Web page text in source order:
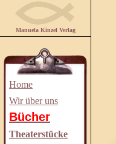
Manuela Kinzel Verlag
Home
Wir über uns
Bücher
Theaterstücke